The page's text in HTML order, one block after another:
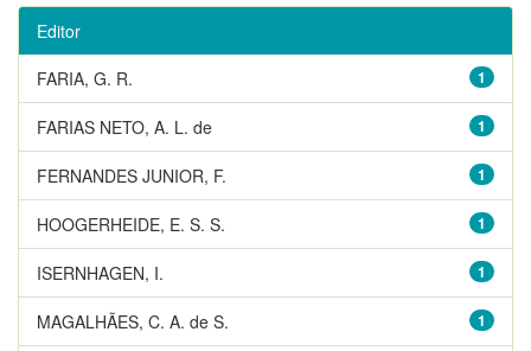
Editor
1
FARIA, G. R.
1
FARIAS NETO, A. L. de
1
FERNANDES JUNIOR, F.
1
HOOGERHEIDE, E. S. S.
1
ISERNHAGEN, I.
1
MAGALHÃES, C. A. de S.